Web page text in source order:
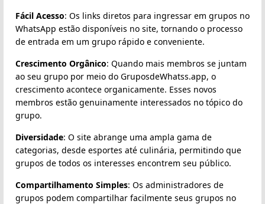
Fácil Acesso: Os links diretos para ingressar em grupos no
WhatsApp estão disponíveis no site, tornando o processo
de entrada em um grupo rápido e conveniente.
Crescimento Orgânico: Quando mais membros se juntam
ao seu grupo por meio do GruposdeWhatss.app, o
crescimento acontece organicamente. Esses novos
membros estão genuinamente interessados no tópico do
grupo.
Diversidade: O site abrange uma ampla gama de
categorias, desde esportes até culinária, permitindo que
grupos de todos os interesses encontrem seu público.
Compartilhamento Simples: Os administradores de
grupos podem compartilhar facilmente seus grupos no